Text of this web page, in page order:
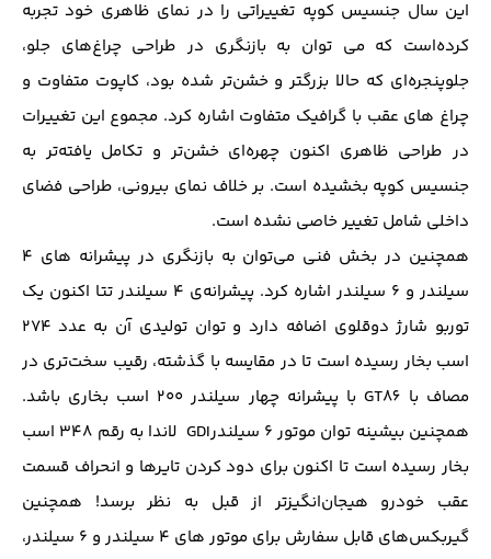
این سال جنسیس کوپه تغییراتی را در نمای ظاهری خود تجربه
کرده‌است که می توان به بازنگری در طراحی چراغ‌های جلو،
جلوپنجره‌ای که حالا بزرگتر و خشن‌تر شده بود، کاپوت متفاوت و
چراغ های عقب با گرافیک متفاوت اشاره کرد. مجموع این تغییرات
در طراحی ظاهری اکنون چهره‌ای خشن‌تر و تکامل یافته‌تر به
جنسیس کوپه بخشیده است. بر خلاف نمای بیرونی، طراحی فضای
داخلی شامل تغییر خاصی نشده ‌است.
همچنین در بخش فنی می‌توان به بازنگری در پیشرانه های ۴
سیلندر و ۶ سیلندر اشاره کرد. پیشرانه‌ی ۴ سیلندر تتا اکنون یک
توربو شارژ دوقلوی اضافه دارد و توان تولیدی آن به عدد ۲۷۴
اسب بخار رسیده ‌است تا در مقایسه با گذشته، رقیب سخت‌تری در
مصاف با GT86 با پیشرانه چهار سیلندر ۲۰۰ اسب بخاری باشد.
همچنین بیشینه توان موتور ۶ سیلندرGDI لاندا به رقم ۳۴۸ اسب
بخار رسیده است تا اکنون برای دود کردن تایرها و انحراف قسمت
عقب خودرو هیجان‌انگیزتر از قبل به نظر برسد! همچنین
گیربکس‌های قابل سفارش برای موتور های ۴ سیلندر و ۶ سیلندر،